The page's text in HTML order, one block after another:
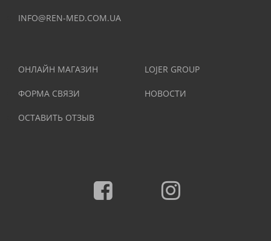
INFO@REN-MED.COM.UA
ОНЛАЙН МАГАЗИН LOJER GROUP
ФОРМА СВЯЗИ НОВОСТИ
ОСТАВИТЬ ОТЗЫВ
Facebook Instagram